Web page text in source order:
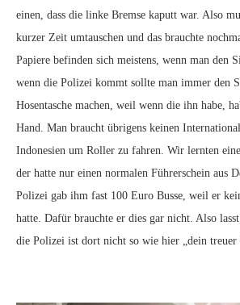
einen, dass die linke Bremse kaputt war. Also
kurzer Zeit umtauschen und das brauchte
Papiere befinden sich meistens, wenn man den
wenn die Polizei kommt sollte man immer den
Hosentasche machen, weil wenn die ihn habe,
Hand. Man braucht übrigens keinen
Indonesien um Roller zu fahren. Wir lernten
der hatte nur einen normalen Führerschein aus
Polizei gab ihm fast 100 Euro Busse, weil er
hatte. Dafür brauchte er dies gar nicht. Also
die Polizei ist dort nicht so wie hier „dein treuer